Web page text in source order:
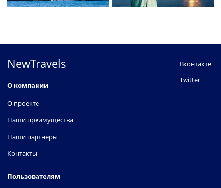
NewTravels
О компании
О проекте
Наши преимущества
Наши партнеры
Контакты
Пользователям
Вконтакте
Twitter